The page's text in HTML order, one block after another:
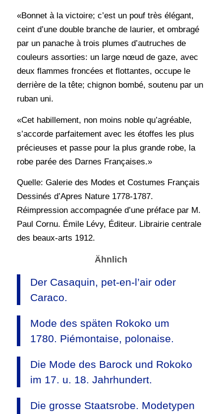
«Bonnet à la victoire; c’est un pouf très élégant,
ceint d’une double branche de laurier, et ombragé
par un panache à trois plumes d’autruches de
couleurs assorties: un large nœud de gaze, avec
deux flammes froncées et flottantes, occupe le
derrière de la tête; chignon bombé, soutenu par un
ruban uni.
«Cet habillement, non moins noble qu’agréable,
s’accorde parfaitement avec les étoffes les plus
précieuses et passe pour la plus grande robe, la
robe parée des Darnes Françaises.»
Quelle: Galerie des Modes et Costumes Français
Dessinés d’Apres Nature 1778-1787.
Réimpression accompagnée d’une préface par M.
Paul Cornu. Émile Lévy, Éditeur. Librairie centrale
des beaux-arts 1912.
Ähnlich
Der Casaquin, pet-en-l’air oder
Caraco.
Mode des späten Rokoko um
1780. Piémontaise, polonaise.
Die Mode des Barock und Rokoko
im 17. u. 18. Jahrhundert.
Die grosse Staatsrobe. Modetypen